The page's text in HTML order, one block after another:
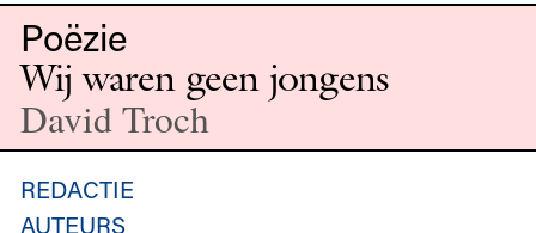
Poëzie
Wij waren geen jongens
David Troch
REDACTIE
AUTEURS